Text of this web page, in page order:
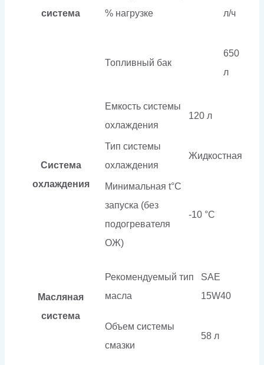
система
% нагрузке
л/ч
Топливный бак
650
л
Система
охлаждения
Емкость системы
охлаждения
120 л
Тип системы
охлаждения
Жидкостная
Минимальная t°С
запуска (без
подогревателя
ОЖ)
-10 °С
Масляная
система
Рекомендуемый тип
масла
SAE
15W40
Объем системы
смазки
58 л